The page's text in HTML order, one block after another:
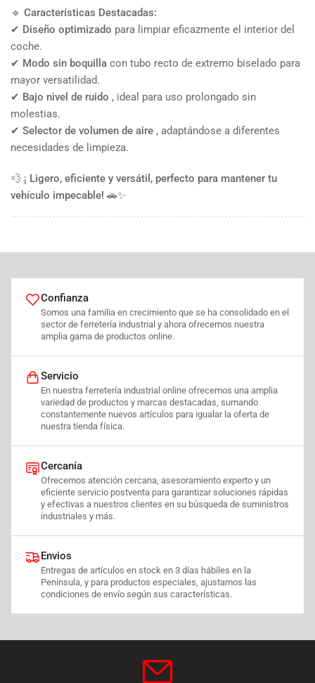
🔹 Características Destacadas:
✔ Diseño optimizado para limpiar eficazmente el interior del
coche.
✔ Modo sin boquilla con tubo recto de extremo biselado para
mayor versatilidad.
✔ Bajo nivel de ruido , ideal para uso prolongado sin
molestias.
✔ Selector de volumen de aire , adaptándose a diferentes
necesidades de limpieza.
💨 ¡ Ligero, eficiente y versátil, perfecto para mantener tu
vehículo impecable! 🚗✨
Confianza
Somos una familia en crecimiento que se ha consolidado en el
sector de ferretería industrial y ahora ofrecemos nuestra
amplia gama de productos online.
Servicio
En nuestra ferretería industrial online ofrecemos una amplia
variedad de productos y marcas destacadas, sumando
constantemente nuevos artículos para igualar la oferta de
nuestra tienda física.
Cercanía
Ofrecemos atención cercana, asesoramiento experto y un
eficiente servicio postventa para garantizar soluciones rápidas
y efectivas a nuestros clientes en su búsqueda de suministros
industriales y más.
Envios
Entregas de artículos en stock en 3 días hábiles en la
Península, y para productos especiales, ajustamos las
condiciones de envío según sus características.